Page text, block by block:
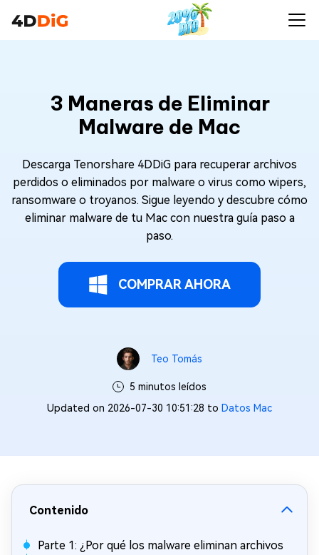
3 Maneras de Eliminar
Malware de Mac
Descarga Tenorshare 4DDiG para recuperar archivos
perdidos o eliminados por malware o virus como wipers,
ransomware o troyanos. Sigue leyendo y descubre cómo
eliminar malware de tu Mac con nuestra guía paso a
paso.
COMPRAR AHORA
Teo Tomás
5 minutos leídos
Updated on 2026-07-30 10:51:28 to Datos Mac
Contenido
Parte 1: ¿Por qué los malware eliminan archivos